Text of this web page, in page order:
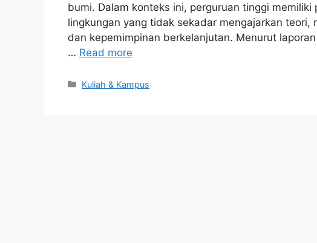
bumi. Dalam konteks ini, perguruan tinggi
lingkungan yang tidak sekadar mengajarkan teori,
dan kepemimpinan berkelanjutan. Menurut
… Read more
Kategori
Kuliah & Kampus